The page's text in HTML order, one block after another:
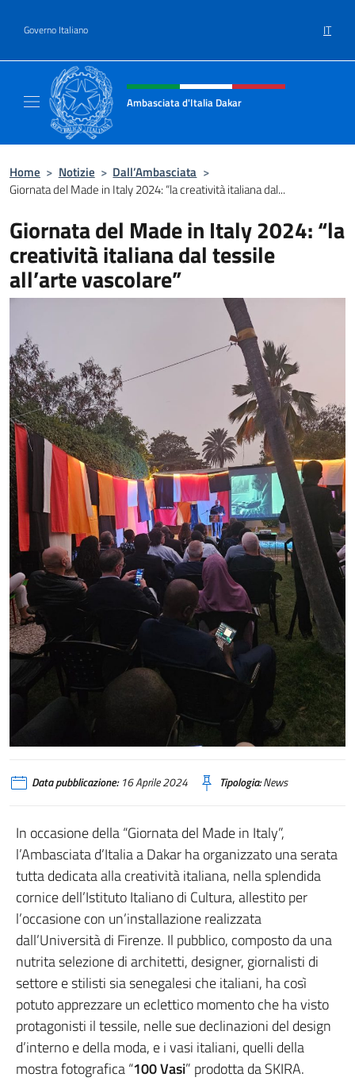
Governo Italiano IT
Intestazione sito, social e menù
Ambasciata d'Italia Dakar
Home > Notizie > Dall’Ambasciata >
Giornata del Made in Italy 2024: “la creatività italiana dal...
Giornata del Made in Italy 2024: “la
creatività italiana dal tessile
all’arte vascolare”
Data pubblicazione:16 Aprile 2024 Tipologia:News
In occasione della “Giornata del Made in Italy”,
l’Ambasciata d’Italia a Dakar ha organizzato una serata
tutta dedicata alla creatività italiana, nella splendida
cornice dell’Istituto Italiano di Cultura, allestito per
l’occasione con un’installazione realizzata
dall’Università di Firenze. Il pubblico, composto da una
nutrita selezione di architetti, designer, giornalisti di
settore e stilisti sia senegalesi che italiani, ha così
potuto apprezzare un eclettico momento che ha visto
protagonisti il tessile, nelle sue declinazioni del design
d’interno e della moda, e i vasi italiani, quelli della
mostra fotografica “100 Vasi” prodotta da SKIRA.